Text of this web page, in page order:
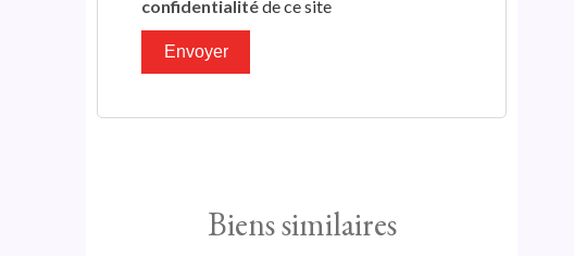
confidentialitéde ce site
Envoyer
Biens similaires